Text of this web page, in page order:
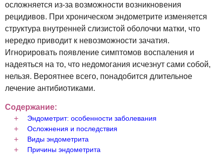
осложняется из-за возможности возникновения
рецидивов. При хроническом эндометрите изменяется
структура внутренней слизистой оболочки матки, что
нередко приводит к невозможности зачатия.
Игнорировать появление симптомов воспаления и
надеяться на то, что недомогания исчезнут сами собой,
нельзя. Вероятнее всего, понадобится длительное
лечение антибиотиками.
Содержание:
Эндометрит: особенности заболевания
Осложнения и последствия
Виды эндометрита
Причины эндометрита